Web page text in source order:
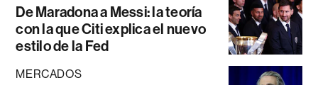
De Maradona a Messi: la teoría
con la que Citi explica el nuevo
estilo de la Fed
MERCADOS